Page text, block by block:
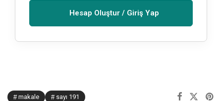
Hesap Oluştur / Giriş Yap
makale
sayı 191